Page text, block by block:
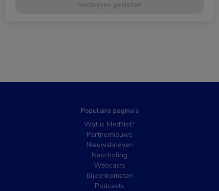
Inschrijven gesloten
Populaire pagina’s
Wat is MedNet?
Partnernieuws
Nieuwsbrieven
Nascholing
Webcasts
Bijeenkomsten
Podcasts